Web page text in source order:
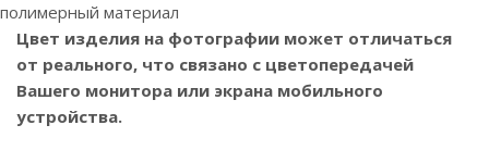
полимерный материал
Цвет изделия на фотографии может отличаться
от реального, что связано с цветопередачей
Вашего монитора или экрана мобильного
устройства.